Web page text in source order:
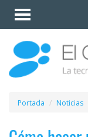
Invitado
Iniciar
sesión /
Registrarse
Esenciales
Móviles
Ofertas
Portada Noticias